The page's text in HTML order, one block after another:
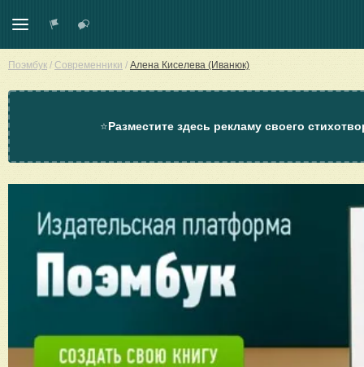
Поэмбук / Современники / Алена Киселева (Иванюк)
⭐Разместите здесь рекламу своего